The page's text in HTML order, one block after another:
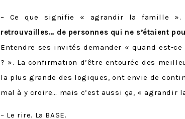
– Ce que signifie « agrandir la famille ».
retrouvailles… de personnes qui ne s’étaient
Entendre ses invités demander « quand est-
? ». La confirmation d’être entourée des
la plus grande des logiques, ont envie de
mal à y croire… mais c’est aussi ça, « agrandir
– Le rire. La BASE.